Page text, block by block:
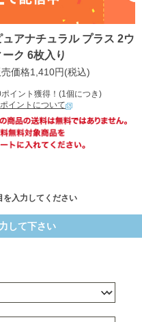
ュアナチュラル プラス 2ウ
ーク 6枚入り
価格1,410円(税込)
ポイント獲得！(1個につき)
イントについて
を入力してください
して下さい